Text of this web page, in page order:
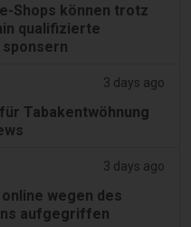
Shops können trotz
qualifizierte
3 days ago
Tabakentwöhnung
3 days ago
wegen des
aufgegriffen